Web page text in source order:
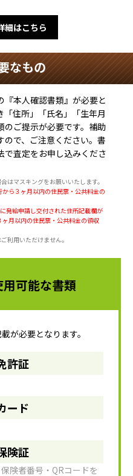
細はこちら
なもの
『本人確認書類』が必要と
「住所」「氏名」「生年月
のご提示が必要です。補助
で、ご注意ください。書
で査定をお申し込みくださ
はマスキングをお願いいたします。
ら３ヶ月以内の住民票・公共料金の
発給申請し交付された住所記載欄が
月以内の住民票・公共料金の領収
利用いただけません。
可能な書類
が必要となります。
許証
ード
険証
険者番号・QRコードを